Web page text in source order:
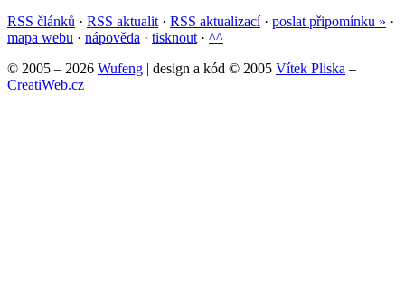
RSS článků · RSS aktualit · RSS aktualizací· poslat připomínku » ·
mapa webu · nápověda · tisknout · ^^
© 2005 – 2026 Wufeng | design a kód © 2005 Vítek Pliska –
CreatiWeb.cz